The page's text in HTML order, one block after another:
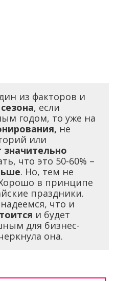
из факторов и
, если
годом, то уже на
не
или
значительно
что это 50-60% –
. Но, тем не
в принципе
праздники.
что и
и будет
для бизнес-
она.